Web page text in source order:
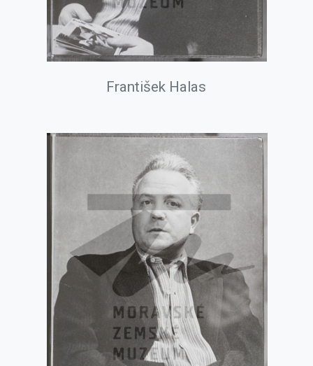
František Halas